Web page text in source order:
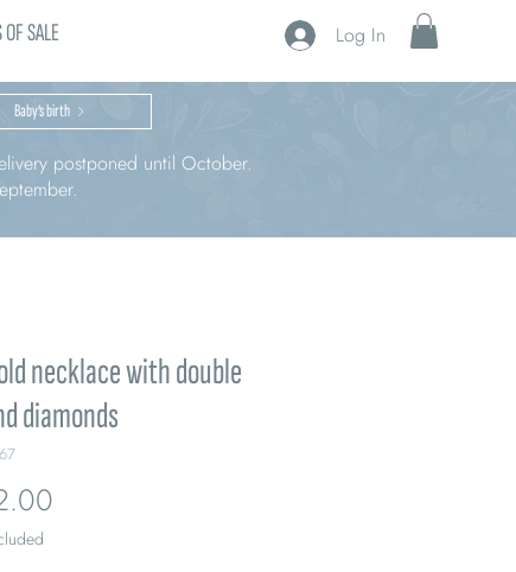
SALE Log In
Baby’s birth
postponed until October.
necklace with double
diamonds